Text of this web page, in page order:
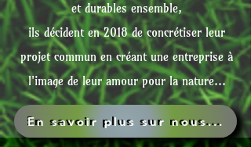
etdurables ensemble,
ils décident en 2018 de concrétiser leur
projet commun en créant une entreprise à
l'image de leur amour pour la nature...
En savoir plus sur nous...